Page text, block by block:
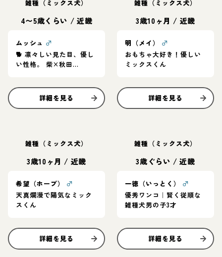
雑種（ミックス犬）
4〜5歳くらい / 近畿
ムッシュ ♂
🐕 凛々しい見た目、優し
い性格。 柴×秋田
詳細を見る
雑種（ミックス犬）
3歳10ヶ月 / 近畿
明（メイ）
♂
おもちゃ大好き！優しい
ミックスくん
詳細を見る
雑種（ミックス犬）
3歳10ヶ月 / 近畿
希望（ホープ）
♂
天真爛漫で陽気なミック
スくん
詳細を見る
雑種（ミックス犬）
3歳ぐらい /近畿
一徳（いっとく）
♂
優秀ワンコ｜賢く従順な
雑種犬男の子3才
詳細を見る